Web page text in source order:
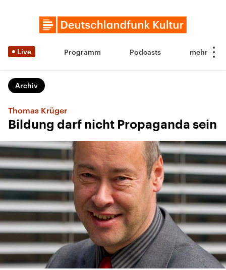
Live Programm Podcasts
Archiv
Thomas Krüger
Bildung darf nicht Propaganda sein